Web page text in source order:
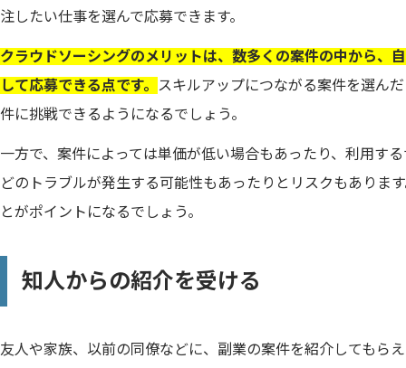
注したい仕事を選んで応募できます。
クラウドソーシングのメリットは、数多くの案件の中から、
して応募できる点です。
スキルアップにつながる案件を選ん
件に挑戦できるようになるでしょう。
一方で、案件によっては単価が低い場合もあったり、利用す
どのトラブルが発生する可能性もあったりとリスクもありま
とがポイントになるでしょう。
知人からの紹介を受ける
友人や家族、以前の同僚などに、副業の案件を紹介してもら